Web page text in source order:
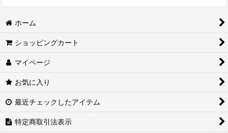
ホーム
ショッピングカート
マイページ
お気に入り
最近チェックしたアイテム
特定商取引法表示